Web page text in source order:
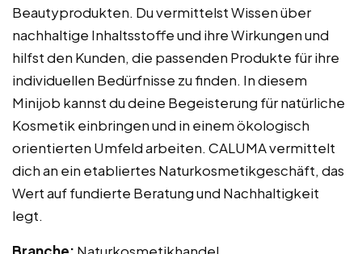
Beautyprodukten. Du vermittelst Wissen über
nachhaltige Inhaltsstoffe und ihre Wirkungen und
hilfst den Kunden, die passenden Produkte für ihre
individuellen Bedürfnisse zu finden. In diesem
Minijob kannst du deine Begeisterung für natürliche
Kosmetik einbringen und in einem ökologisch
orientierten Umfeld arbeiten. CALUMA vermittelt
dich an ein etabliertes Naturkosmetikgeschäft, das
Wert auf fundierte Beratung und Nachhaltigkeit
legt.